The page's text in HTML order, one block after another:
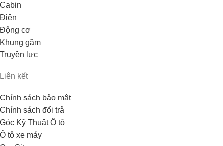
Cabin
Điện
Động cơ
Khung gầm
Truyền lực
Liên kết
Chính sách bảo mật
Chính sách đổi trả
Góc Kỹ Thuật Ô tô
Ô tô xe máy